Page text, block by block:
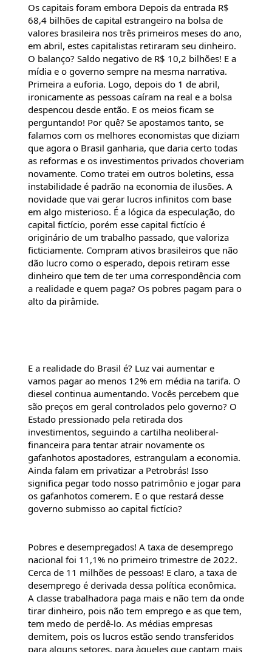
Os capitais foram embora Depois da entrada R$
68,4 bilhões de capital estrangeiro na bolsa de
valores brasileira nos três primeiros meses do ano,
em abril, estes capitalistas retiraram seu dinheiro.
O balanço? Saldo negativo de R$ 10,2 bilhões! E a
mídia e o governo sempre na mesma narrativa.
Primeira a euforia. Logo, depois do 1 de abril,
ironicamente as pessoas caíram na real e a bolsa
despencou desde então. E os meios ficam se
perguntando! Por quê? Se apostamos tanto, se
falamos com os melhores economistas que diziam
que agora o Brasil ganharia, que daria certo todas
as reformas e os investimentos privados choveriam
novamente. Como tratei em outros boletins, essa
instabilidade é padrão na economia de ilusões. A
novidade que vai gerar lucros infinitos com base
em algo misterioso. É a lógica da especulação, do
capital fictício, porém esse capital fictício é
originário de um trabalho passado, que valoriza
ficticiamente. Compram ativos brasileiros que não
dão lucro como o esperado, depois retiram esse
dinheiro que tem de ter uma correspondência com
a realidade e quem paga? Os pobres pagam para o
alto da pirâmide.
E a realidade do Brasil é? Luz vai aumentar e
vamos pagar ao menos 12% em média na tarifa. O
diesel continua aumentando. Vocês percebem que
são preços em geral controlados pelo governo? O
Estado pressionado pela retirada dos
investimentos, seguindo a cartilha neoliberal-
financeira para tentar atrair novamente os
gafanhotos apostadores, estrangulam a economia.
Ainda falam em privatizar a Petrobrás! Isso
significa pegar todo nosso patrimônio e jogar para
os gafanhotos comerem. E o que restará desse
governo submisso ao capital fictício?
Pobres e desempregados! A taxa de desemprego
nacional foi 11,1% no primeiro trimestre de 2022.
Cerca de 11 milhões de pessoas! E claro, a taxa de
desemprego é derivada dessa política econômica.
A classe trabalhadora paga mais e não tem da onde
tirar dinheiro, pois não tem emprego e as que tem,
tem medo de perdê-lo. As médias empresas
demitem, pois os lucros estão sendo transferidos
para alguns setores, para àqueles que captam mais